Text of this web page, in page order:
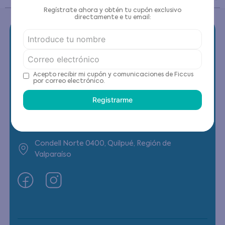
Contáctanos
(22) 6178818 - Compras Internet
Condell Norte 0400, Quilpué, Región de
Valparaíso
Regístrate ahora y obtén tu cupón exclusivo
directamente e tu email:
Acepto recibir mi cupón y comunicaciones de Ficcus
por correo electrónico.
Registrarme